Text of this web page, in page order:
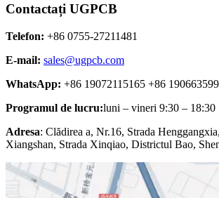
Contactați UGPCB
Telefon: +86 0755-27211481
E-mail: sales@ugpcb.com
WhatsApp: +86 19072115165 +86
Programul de lucru:luni – vineri 9:30 – 18:30
Adresa: Clădirea a, Nr.16, Strada
Xiangshan, Strada Xinqiao, Districtul Bao,